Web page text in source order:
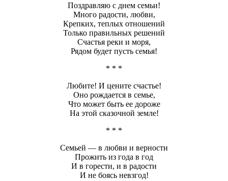
Поздравляю с днем семьи!
Много радости, любви,
Крепких, теплых отношений
Только правильных решений
Счастья реки и моря,
Рядом будет пусть семья!
* * *
Любите! И цените счастье!
Оно рождается в семье,
Что может быть ее дороже
На этой сказочной земле!
* * *
Семьей — в любви и верности
Прожить из года в год
И в горести, и в радости
И не боясь невзгод!